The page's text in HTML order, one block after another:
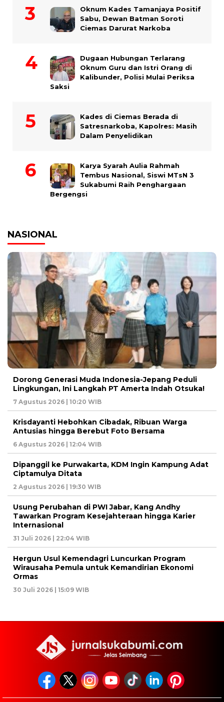
Oknum Kades Tamanjaya Positif
Sabu, Dewan Batman Soroti
Ciemas Darurat Narkoba
Dugaan Hubungan Terlarang
Oknum Guru dan Istri Orang di
Kalibunder, Polisi Mulai Periksa
Saksi
Kades di Ciemas Berada di
Satresnarkoba, Kapolres: Masih
Dalam Penyelidikan
Karya Syarah Aulia Rahmah
Tembus Nasional, Siswi MTsN 3
Sukabumi Raih Penghargaan
Bergengsi
NASIONAL
Dorong Generasi Muda Indonesia-Jepang Peduli
Lingkungan, Ini Langkah PT Amerta Indah Otsuka!
7 Agustus 2026 | 10:20 WIB
Krisdayanti Hebohkan Cibadak, Ribuan Warga
Antusias hingga Berebut Foto Bersama
6 Agustus 2026 | 12:04 WIB
Dipanggil ke Purwakarta, KDM Ingin Kampung Adat
Ciptamulya Ditata
2 Agustus 2026 | 19:30 WIB
Usung Perubahan di PWI Jabar, Kang Andhy
Tawarkan Program Kesejahteraan hingga Karier
Internasional
31 Juli 2026 | 22:04 WIB
Hergun Usul Kemendagri Luncurkan Program
Wirausaha Pemula untuk Kemandirian Ekonomi
Ormas
30 Juli 2026 | 15:09 WIB